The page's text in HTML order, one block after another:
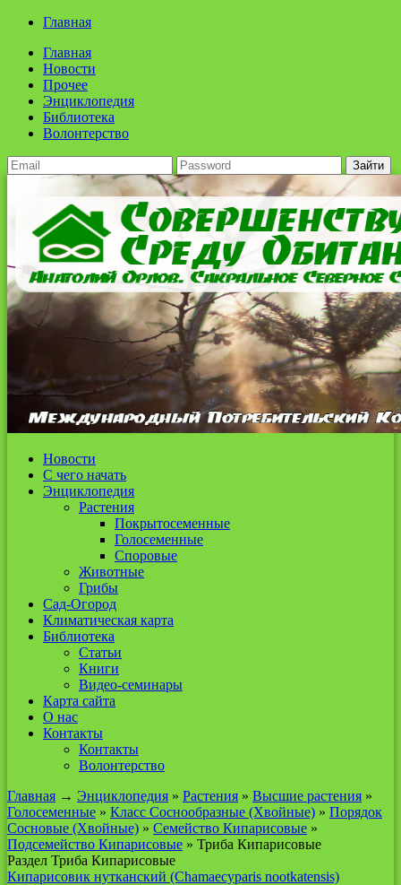
Главная
Главная
Новости
Прочее
Энциклопедия
Библиотека
Волонтерство
Зайти
Новости
С чего начать
Энциклопедия
Растения
Покрытосеменные
Голосеменные
Споровые
Животные
Грибы
Сад-Огород
Климатическая карта
Библиотека
Статьи
Книги
Видео-семинары
Карта сайта
О нас
Контакты
Контакты
Волонтерство
Главная → Энциклопедия » Растения » Высшие растения »
Голосеменные » Класс Соснообразные (Хвойные) » Порядок
Сосновые (Хвойные) » Семейство Кипарисовые »
Подсемейство Кипарисовые » Триба Кипарисовые
Раздел Триба Кипарисовые
Кипарисовик нутканский (Chamaecyparis nootkatensis)